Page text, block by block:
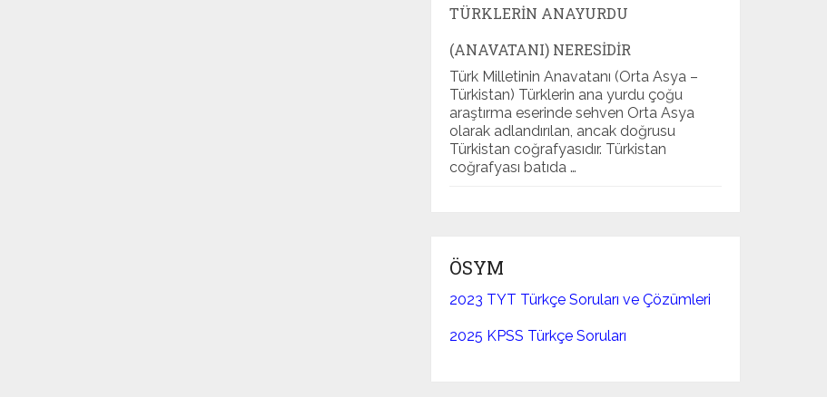
TÜRKLERIN ANAYURDU
(ANAVATANI) NERESIDIR
Türk Milletinin Anavatanı (Orta Asya –
Türkistan) Türklerin ana yurdu çoğu
araştırma eserinde sehven Orta Asya
olarak adlandırılan, ancak doğrusu
Türkistan coğrafyasıdır. Türkistan
coğrafyası batıda …
ÖSYM
2023 TYT Türkçe Soruları ve Çözümleri
2025 KPSS Türkçe Soruları